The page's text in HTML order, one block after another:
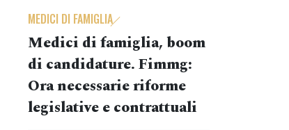
MEDICI DI FAMIGLIA
Medici di famiglia, boom
di candidature. Fimmg:
Ora necessarie riforme
legislative e contrattuali